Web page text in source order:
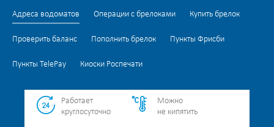
Адреса водоматов Операции с брелоками Купить брелок
Проверить баланс Пополнить брелок Пункты Фрисби
Пункты TelePay Киоски Роспечати
Работает
круглосуточно
Можно
не кипятить